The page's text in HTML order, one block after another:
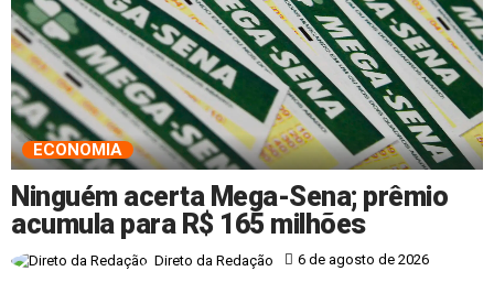
ECONOMIA
Ninguém acerta Mega-Sena; prêmio
acumula para R$ 165 milhões
Direto da Redação 6 de agosto de 2026